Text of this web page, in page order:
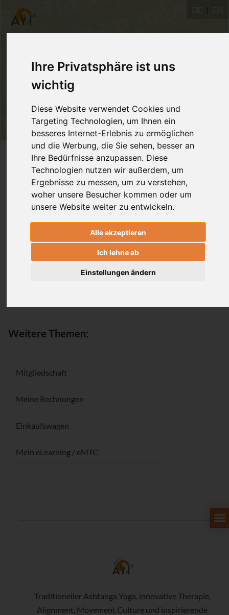
Ihre Privatsphäre ist uns
wichtig
Diese Website verwendet Cookies und
Targeting Technologien, um Ihnen ein
besseres Internet-Erlebnis zu ermöglichen
und die Werbung, die Sie sehen, besser an
Ihre Bedürfnisse anzupassen. Diese
Technologien nutzen wir außerdem, um
Ergebnisse zu messen, um zu verstehen,
woher unsere Besucher kommen oder um
unsere Website weiter zu entwickeln.
Alle akzeptieren
Ich lehne ab
Einstellungen ändern
Login
Passwort vergessen / Registrieren
Weitere Themen:
Mitgliedschaft
Meine Rechnungen
Einkaufswagen
Mein eLearning / eMTC
Traditioneller Ashtanga Yoga, innovative Therapie,
Alignment, Movement Culture und inspirierende